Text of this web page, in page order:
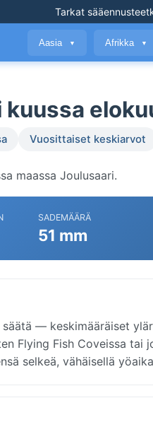
Tarkat sääennusteet
Aasia ▼ Afrikka ▼
kuussa
Vuosittaiset keskiarvot
maassa Joulusaari.
SADEMÄÄRÄ
51 mm
— keskimääräiset
Flying Fish Coveissa tai
selkeä, vähäisellä